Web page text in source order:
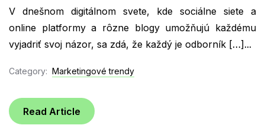
V dnešnom digitálnom svete, kde sociálne siete a
online platformy a rôzne blogy umožňujú každému
vyjadriť svoj názor, sa zdá, že každý je odborník […]...
Category: Marketingové trendy
Read Article